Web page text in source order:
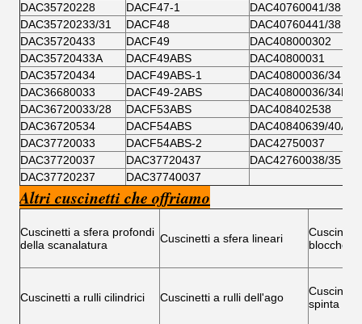
DAC35720228
DACF47-1
DAC40760041/38
DAC35720233/31
DACF48
DAC40760441/38
DAC35720433
DACF49
DAC408000302
DAC35720433A
DACF49ABS
DAC40800031
DAC35720434
DACF49ABS-1
DAC40800036/34
DAC36680033
DACF49-2ABS
DAC40800036/34B
DAC36720033/28
DACF53ABS
DAC408402538
DAC36720534
DACF54ABS
DAC40840639/40ABS
DAC37720033
DACF54ABS-2
DAC42750037
DAC37720037
DAC37720437
DAC42760038/35
DAC37720237
DAC37740037
Altri cuscinetti che offriamo
Cuscinetti a sfera profondi
della scanalatura
Cuscinetti a sfera lineari
Cuscinetti
Cuscinetti a rulli cilindrici Cuscinetti a rulli dell'ago
spinta